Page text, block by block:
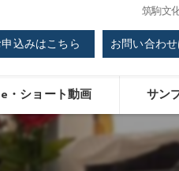
筑駒文
込みはこちら お問い合わ
・ショート動画 サン